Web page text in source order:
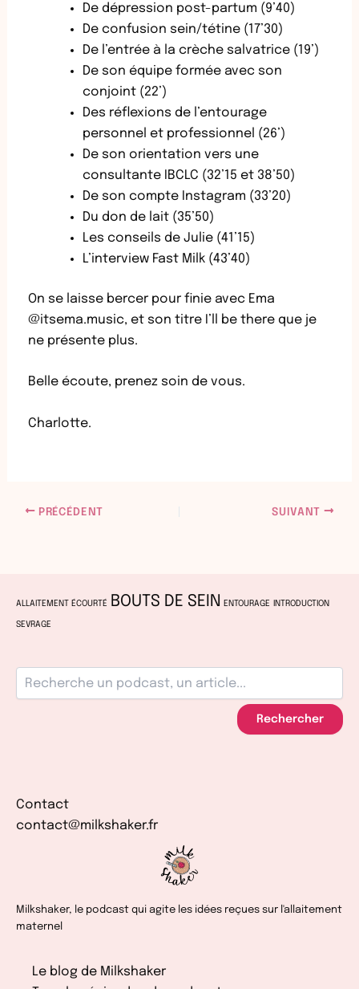
De dépression post-partum (9’40)
De confusion sein/tétine (17’30)
De l’entrée à la crèche salvatrice (19’)
De son équipe formée avec son
conjoint (22’)
Des réflexions de l’entourage
personnel et professionnel (26’)
De son orientation vers une
consultante IBCLC (32’15 et 38’50)
De son compte Instagram (33’20)
Du don de lait (35’50)
Les conseils de Julie (41’15)
L’interview Fast Milk (43’40)
On se laisse bercer pour finie avec Ema
@itsema.music, et son titre I’ll be there que je
ne présente plus.
Belle écoute, prenez soin de vous.
Charlotte.
PRÉCÉDENT SUIVANT
ALLAITEMENT ÉCOURTÉ BOUTS DE SEIN ENTOURAGE INTRODUCTION
SEVRAGE
Rechercher
Contact
contact@milkshaker.fr
Milkshaker, le podcast qui agite les idées reçues sur l'allaitement
maternel
Le blog de Milkshaker